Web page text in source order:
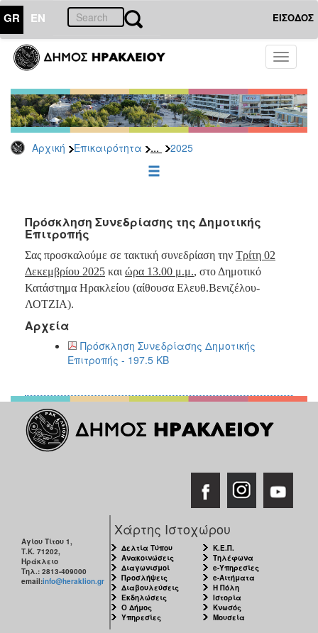
GR EN ΕΙΣΟΔΟΣ
Toggle
Αρχική Επικαιρότητα ... 2025
ΕΠΙΚΑΙΡΟΤΗΤΑ
Τύπου
Αρχείο
2026
2025
2022
2021
2020
2019
2018
2017
2016
2012
2011
ΔΗΜΟΤΗΣ
ΕΠΙΣΚΕΠΤΗΣ
Πρόσκληση Συνεδρίασης της Δημοτικής
Επιτροπής
Σας προσκαλούμε σε τακτική συνεδρίαση την Τρίτη 02
Δεκεμβρίου 2025 και ώρα 13.00 μ.μ., στο Δημοτικό
Κατάστημα Ηρακλείου (αίθουσα Ελευθ.Βενιζέλου-
ΛΟΤΖΙΑ).
Αρχεία
Πρόσκληση Συνεδρίασης Δημοτικής
Επιτροπής - 197.5 KB
Αγίου Τίτου 1,
Τ.Κ. 71202,
Ηράκλειο
Τηλ.: 2813-409000
email:info@heraklion.gr
Χάρτης Ιστοχώρου
Δελτία Τύπου
Ανακοινώσεις
Διαγωνισμοί
Προσλήψεις
Διαβουλεύσεις
Εκδηλώσεις
Ο Δήμος
Υπηρεσίες
Κ.Ε.Π.
Τηλέφωνα
e-Υπηρεσίες
e-Αιτήματα
Η Πόλη
Ιστορία
Κνωσός
Μουσεία